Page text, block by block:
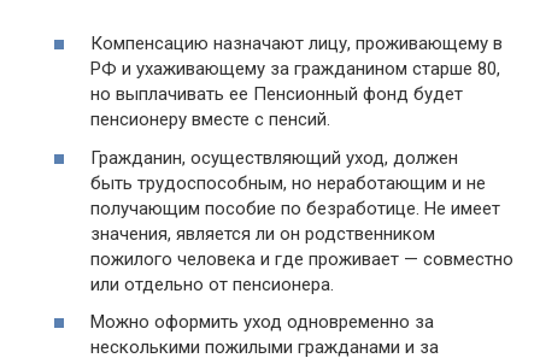
Компенсацию назначают лицу, проживающему в
РФ и ухаживающему за гражданином старше 80,
но выплачивать ее Пенсионный фонд будет
пенсионеру вместе с пенсий.
Гражданин, осуществляющий уход, должен
быть трудоспособным, но неработающим и не
получающим пособие по безработице. Не имеет
значения, является ли он родственником
пожилого человека и где проживает — совместно
или отдельно от пенсионера.
Можно оформить уход одновременно за
несколькими пожилыми гражданами и за